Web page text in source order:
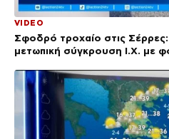
VIDEO
Σφοδρό τροχαίο στις
μετωπική σύγκρουση Ι.Χ. με